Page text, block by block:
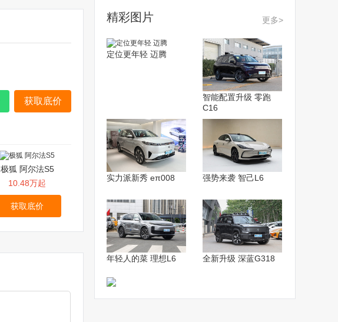
获取底价
极狐 阿尔法S5
10.48万起
获取底价
精彩图片 更多>
定位更年轻 迈腾
智能配置升级 零跑
C16
实力派新秀 eπ008 强势来袭 智己L6
年轻人的菜 理想L6 全新升级 深蓝G318